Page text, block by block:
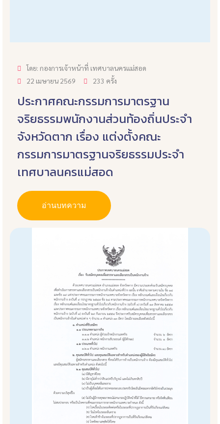
โดย: กองการเจ้าหน้าที่ เทศบาลนครแม่สอด
22 เมษายน 2569
233 ครั้ง
ประกาศคณะกรรมการมาตรฐาน
จริยธรรมพนักงานส่วนท้องถิ่นประจำ
จังหวัดตาก เรื่อง แต่งตั้งคณะ
กรรมการมาตรฐานจริยธรรมประจำ
เทศบาลนครแม่สอด
อ่านบทความ